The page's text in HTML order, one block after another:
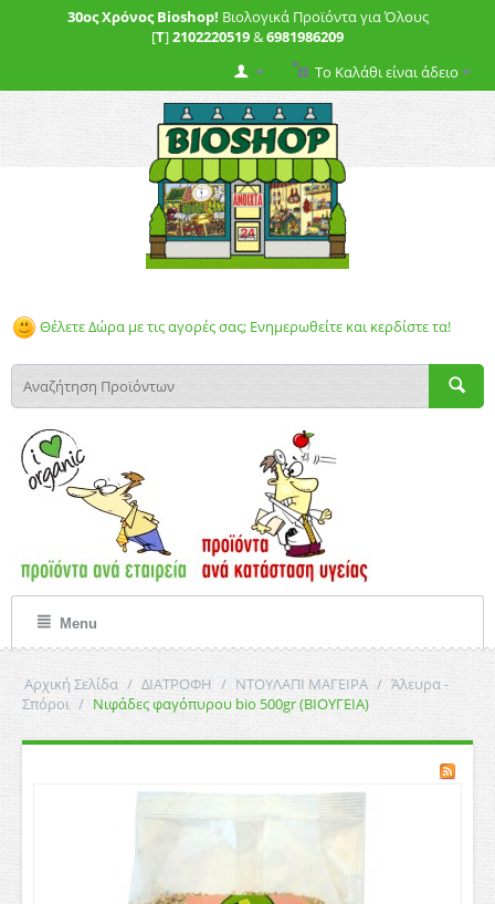
30ος Χρόνος Bioshop! Βιολογικά Προϊόντα για Όλους
[T]2102220519&6981986209
Το Καλάθι είναι άδειο
Θέλετε Δώρα με τις αγορές σας; Ενημερωθείτε και κερδίστε τα!
Menu
Αρχική Σελίδα / ΔΙΑΤΡΟΦΗ / ΝΤΟΥΛΑΠΙ ΜΑΓΕΙΡΑ / Άλευρα -
Σπόροι / Νιφάδες φαγόπυρου bio 500gr (ΒΙΟΥΓΕΙΑ)